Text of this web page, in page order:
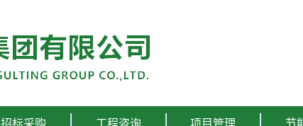
招标采购 工程咨询 项目管理 节